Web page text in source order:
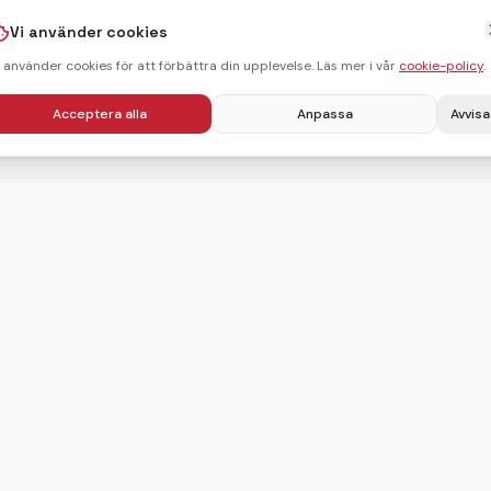
Vi använder cookies
använder cookies för att förbättra din upplevelse. Läs mer i vår cookie-policy.
Acceptera alla Anpassa Avvisa